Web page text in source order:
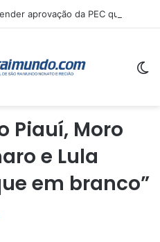
Piauí, Moro
e Lula
em branco”